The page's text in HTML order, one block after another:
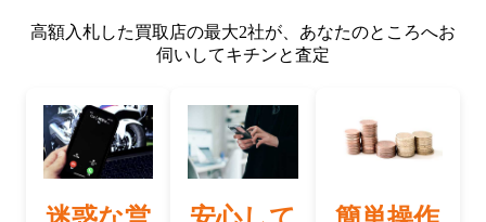
高額入札した買取店の最大2社が、 あなたのところへお
伺いしてキチンと査定